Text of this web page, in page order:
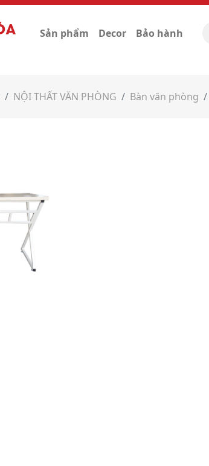
Sản phẩm Decor Bảo hành
NỘI THẤT VĂN PHÒNG Bàn văn phòng